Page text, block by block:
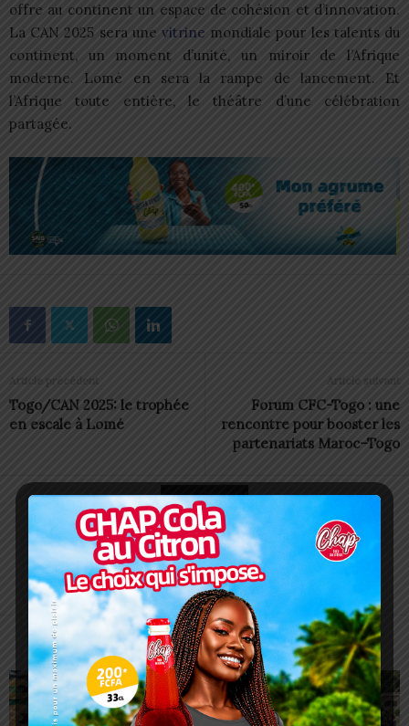
offre au continent un espace de cohésion et d’innovation.
La CAN 2025 sera une vitrine mondiale pour les talents du
continent, un moment d’unité, un miroir de l’Afrique
moderne. Lomé en sera la rampe de lancement. Et
l’Afrique toute entière, le théâtre d’une célébration
partagée.
Article précédent
Togo/CAN 2025: le trophée
en escale à Lomé
Article suivant
Forum CFC-Togo : une
rencontre pour booster les
partenariats Maroc–Togo
Charbel SOSSOUVI
ARTICLES CONNEXES PLUS DE L'AUTEUR